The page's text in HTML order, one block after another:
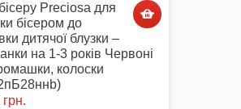
Preciosa для
бісером до
дитячої блузки –
на 1-3 років Червоні
колоски